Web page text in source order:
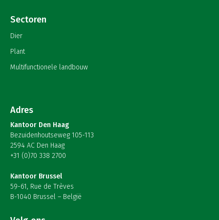
Sectoren
Dier
Plant
Multifunctionele landbouw
Adres
Kantoor Den Haag
Bezuidenhoutseweg 105-113
2594 AC Den Haag
+31 (0)70 338 2700
Kantoor Brussel
59-61, Rue de Trèves
B-1040 Brussel – België